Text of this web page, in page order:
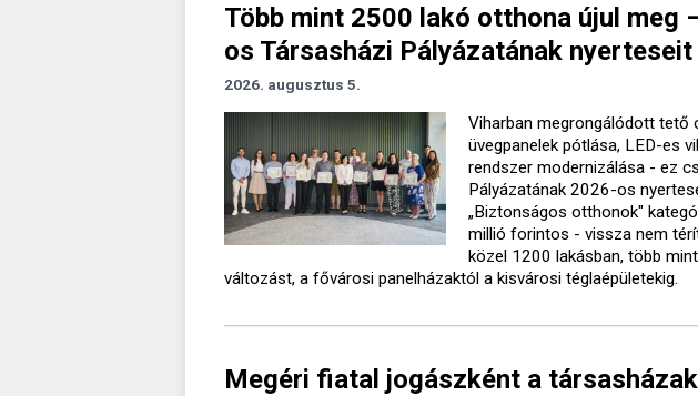
Több mint 2500 lakó otthona újul meg
os Társasházi Pályázatának nyerteseit
2026. augusztus 5.
Viharban megrongálódott tető
üvegpanelek pótlása, LED-es
rendszer modernizálása - ez
Pályázatának 2026-os
„Biztonságos otthonok"
millió forintos - vissza nem
közel 1200 lakásban, több
változást, a fővárosi panelházaktól a kisvárosi téglaépületekig.
Megéri fiatal jogászként a